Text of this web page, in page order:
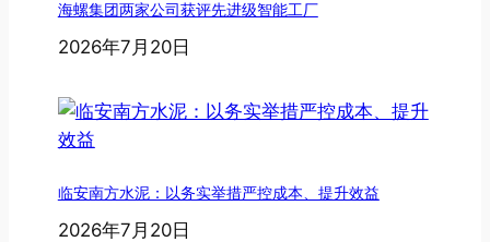
海螺集团两家公司获评先进级智能工厂
2026年7月20日
临安南方水泥：以务实举措严控成本、提升效益
2026年7月20日